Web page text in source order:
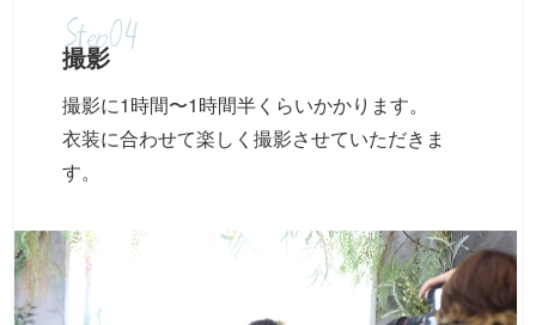
Step04
撮影
撮影に1時間〜1時間半くらいかかります。
衣装に合わせて楽しく撮影させていただきま
す。